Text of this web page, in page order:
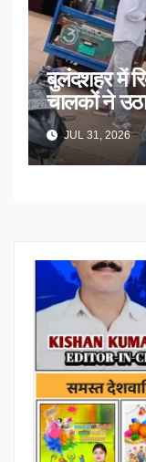
बुलंदशहर में
चालकों ने
JUL 31, 2026